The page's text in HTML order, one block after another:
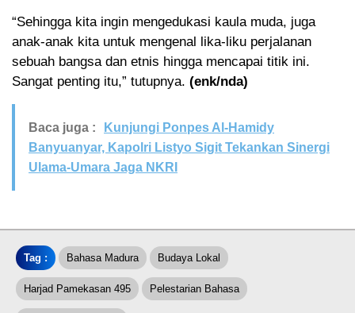
“Sehingga kita ingin mengedukasi kaula muda, juga
anak-anak kita untuk mengenal lika-liku perjalanan
sebuah bangsa dan etnis hingga mencapai titik ini.
Sangat penting itu,” tutupnya. (enk/nda)
Baca juga :
Kunjungi Ponpes Al-Hamidy
Banyuanyar, Kapolri Listyo Sigit Tekankan Sinergi
Ulama-Umara Jaga NKRI
Tag : Bahasa Madura Budaya Lokal
Harjad Pamekasan 495 Pelestarian Bahasa